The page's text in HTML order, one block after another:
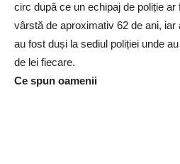
circ după ce un echipaj de poliție
vârstă de aproximativ 62 de ani, iar
au fost duși la sediul poliției unde
de lei fiecare.
Ce spun oamenii